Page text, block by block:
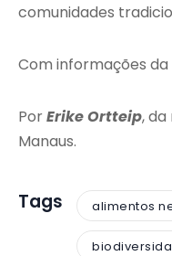
comunidades
Com informações da
PorErike Ortteip, da
Manaus.
Tags alimentos